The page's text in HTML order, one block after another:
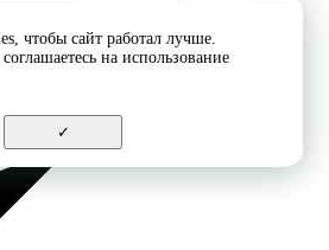
чтобы сайт работал лучше.
на использование
✓